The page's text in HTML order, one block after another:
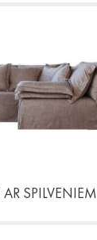
AR SPILVENIEM